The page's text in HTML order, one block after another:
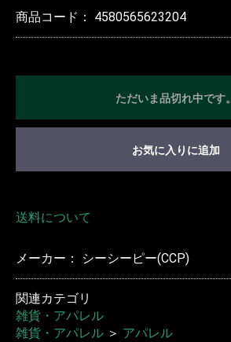
商品コード： 4580565623204
ただいま品切れ中です。
お気に入りに追加
送料について
メーカー： シーシーピー(CCP)
関連カテゴリ
雑貨・アパレル
雑貨・アパレル ＞ アパレル